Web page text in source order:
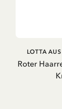
Roter
LOTTA